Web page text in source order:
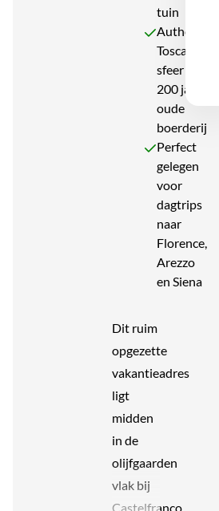
tuin
Authentieke
Toscaanse
sfeer in een
200 jaar
oude
boerderij
Perfect
gelegen
voor
dagtrips
naar
Florence,
Arezzo
en Siena
Dit ruim
opgezette
vakantieadres
ligt
midden
in de
olijfgaarden
vlak bij
Castelfranco